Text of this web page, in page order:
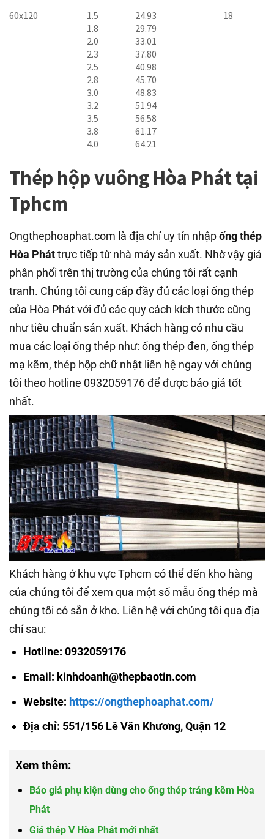
60x120
1.5
1.8
2.0
2.3
2.5
2.8
3.0
3.2
3.5
3.8
4.0
24.93
29.79
33.01
37.80
40.98
45.70
48.83
51.94
56.58
61.17
64.21
18
Thép hộp vuông Hòa Phát tại
Tphcm
Ongthephoaphat.com là địa chỉ uy tín nhậpống thép
Hòa Pháttrực tiếp từ nhà máy sản xuất. Nhờ vậy giá
phân phối trên thị trường của chúng tôi rất cạnh
tranh. Chúng tôi cung cấp đầy đủ các loại ống thép
của Hòa Phát với đủ các quy cách kích thước cũng
như tiêu chuẩn sản xuất. Khách hàng có nhu cầu
mua các loại ống thép như: ống thép đen, ống thép
mạ kẽm, thép hộp chữ nhật liên hệ ngay với chúng
tôi theo hotline 0932059176 để được báo giá tốt
nhất.
Khách hàng ở khu vực Tphcm có thể đến kho hàng
của chúng tôi để xem qua một số mẫu ống thép mà
chúng tôi có sẵn ở kho. Liên hệ với chúng tôi qua địa
chỉ sau:
Hotline: 0932059176
Email: kinhdoanh@thepbaotin.com
Website: https://ongthephoaphat.com/
Địa chỉ: 551/156 Lê Văn Khương, Quận 12
Xem thêm:
Báo giá phụ kiện dùng cho ống thép tráng kẽm Hòa
Phát
Giá thép V Hòa Phát mới nhất